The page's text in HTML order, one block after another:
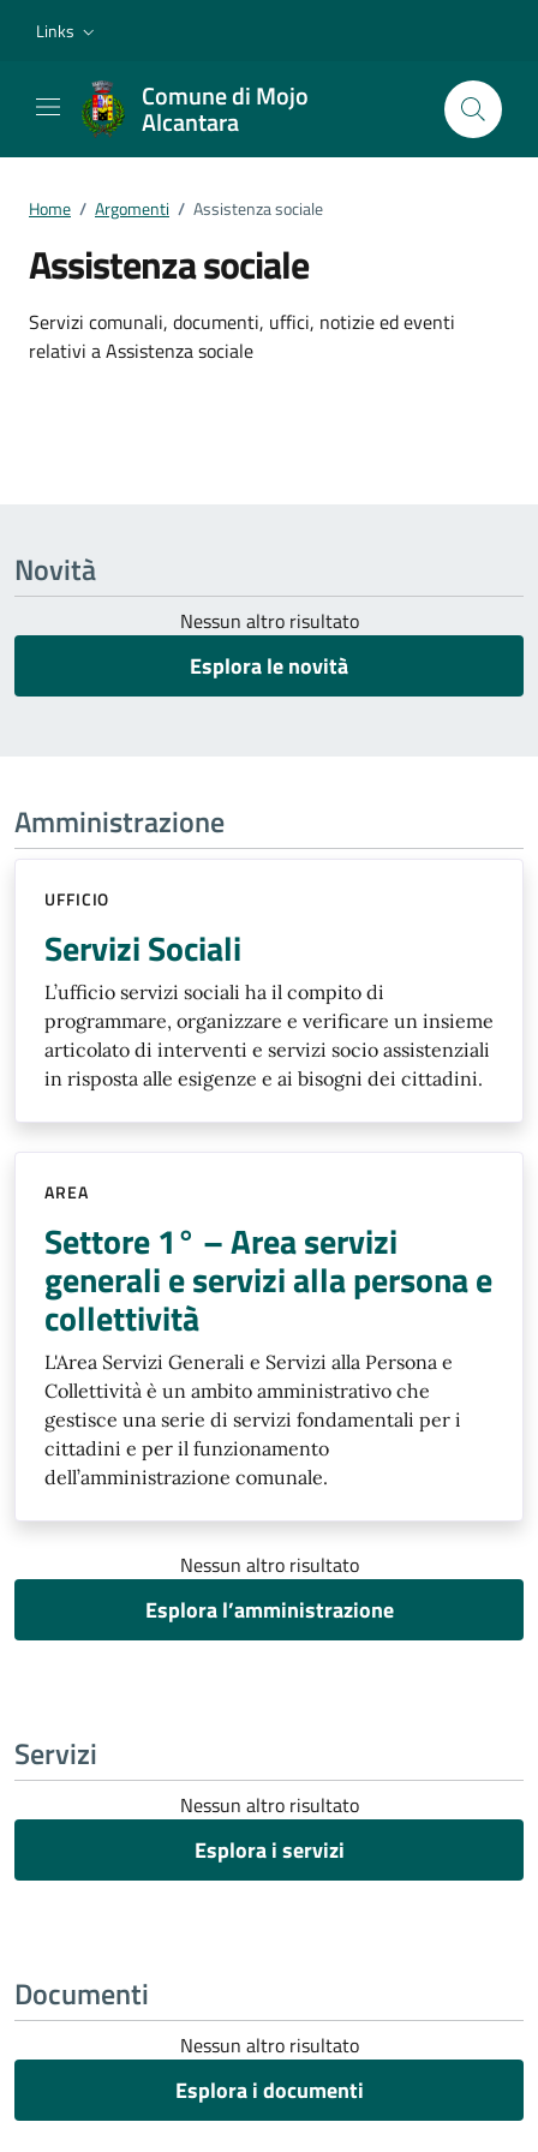
Links
Comune di Mojo
Alcantara
Home / Argomenti / Assistenza sociale
Assistenza sociale
Dettagli dell'argomento
Servizi comunali, documenti, uffici, notizie ed eventi
relativi a Assistenza sociale
Novità
Nessun altro risultato
Esplora le novità
Amministrazione
UFFICIO
Servizi Sociali
L’ufficio servizi sociali ha il compito di
programmare, organizzare e verificare un insieme
articolato di interventi e servizi socio assistenziali
in risposta alle esigenze e ai bisogni dei cittadini.
AREA
Settore 1° – Area servizi
generali e servizi alla persona e
collettività
L'Area Servizi Generali e Servizi alla Persona e
Collettività è un ambito amministrativo che
gestisce una serie di servizi fondamentali per i
cittadini e per il funzionamento
dell’amministrazione comunale.
Nessun altro risultato
Esplora l’amministrazione
Servizi
Nessun altro risultato
Esplora i servizi
Documenti
Nessun altro risultato
Esplora i documenti